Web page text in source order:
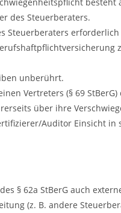
des Steuerberaters.
Steuerberaters
unberührt.
Vertreters (§ 69
über ihre
Auditor Einsicht in
§ 62a StBerG auch
(z. B. andere